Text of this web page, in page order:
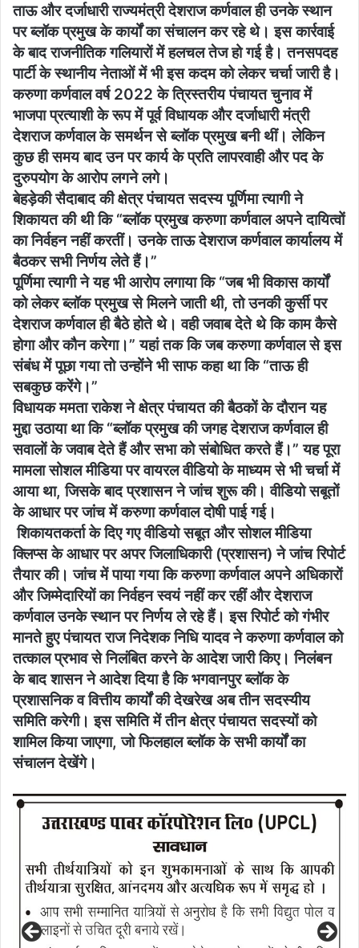
ताऊ और दर्जाधारी राज्यमंत्री देशराज कर्णवाल ही उनके स्थान
पर ब्लॉक प्रमुख के कार्यों का संचालन कर रहे थे। इस कार्रवाई
के बाद राजनीतिक गलियारों में हलचल तेज हो गई है। तनसपदह
पार्टी के स्थानीय नेताओं में भी इस कदम को लेकर चर्चा जारी है।
करुणा कर्णवाल वर्ष 2022 के त्रिस्तरीय पंचायत चुनाव में
भाजपा प्रत्याशी के रूप में पूर्व विधायक और दर्जाधारी मंत्री
देशराज कर्णवाल के समर्थन से ब्लॉक प्रमुख बनी थीं। लेकिन
कुछ ही समय बाद उन पर कार्य के प्रति लापरवाही और पद के
दुरुपयोग के आरोप लगने लगे।
बेहड़ेकी सैदाबाद की क्षेत्र पंचायत सदस्य पूर्णिमा त्यागी ने
शिकायत की थी कि “ब्लॉक प्रमुख करुणा कर्णवाल अपने दायित्वों
का निर्वहन नहीं करतीं। उनके ताऊ देशराज कर्णवाल कार्यालय में
बैठकर सभी निर्णय लेते हैं।”
पूर्णिमा त्यागी ने यह भी आरोप लगाया कि “जब भी विकास कार्यों
को लेकर ब्लॉक प्रमुख से मिलने जाती थी, तो उनकी कुर्सी पर
देशराज कर्णवाल ही बैठे होते थे। वही जवाब देते थे कि काम कैसे
होगा और कौन करेगा।” यहां तक कि जब करुणा कर्णवाल से इस
संबंध में पूछा गया तो उन्होंने भी साफ कहा था कि “ताऊ ही
सबकुछ करेंगे।”
विधायक ममता राकेश ने क्षेत्र पंचायत की बैठकों के दौरान यह
मुद्दा उठाया था कि “ब्लॉक प्रमुख की जगह देशराज कर्णवाल ही
सवालों के जवाब देते हैं और सभा को संबोधित करते हैं।” यह पूरा
मामला सोशल मीडिया पर वायरल वीडियो के माध्यम से भी चर्चा में
आया था, जिसके बाद प्रशासन ने जांच शुरू की। वीडियो सबूतों
के आधार पर जांच में करुणा कर्णवाल दोषी पाई गई।
शिकायतकर्ता के दिए गए वीडियो सबूत और सोशल मीडिया
क्लिप्स के आधार पर अपर जिलाधिकारी (प्रशासन) ने जांच रिपोर्ट
तैयार की। जांच में पाया गया कि करुणा कर्णवाल अपने अधिकारों
और जिम्मेदारियों का निर्वहन स्वयं नहीं कर रहीं और देशराज
कर्णवाल उनके स्थान पर निर्णय ले रहे हैं। इस रिपोर्ट को गंभीर
मानते हुए पंचायत राज निदेशक निधि यादव ने करुणा कर्णवाल को
तत्काल प्रभाव से निलंबित करने के आदेश जारी किए। निलंबन
के बाद शासन ने आदेश दिया है कि भगवानपुर ब्लॉक के
प्रशासनिक व वित्तीय कार्यों की देखरेख अब तीन सदस्यीय
समिति करेगी। इस समिति में तीन क्षेत्र पंचायत सदस्यों को
शामिल किया जाएगा, जो फिलहाल ब्लॉक के सभी कार्यों का
संचालन देखेंगे।